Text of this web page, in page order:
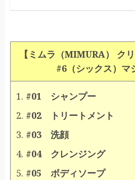
【ミムラ（MIMURA） ク
#6（シックス）マ
#01 シャンプー
#02 トリートメント
#03 洗顔
#04 クレンジング
#05 ボディソープ